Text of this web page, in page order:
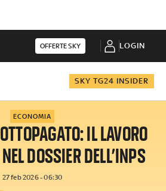
OFFERTE SKY LOGIN
SKY TG24 INSIDER
ECONOMIA
IL LAVORO
DOSSIER DELL’INPS
27 feb 2026 - 06:30